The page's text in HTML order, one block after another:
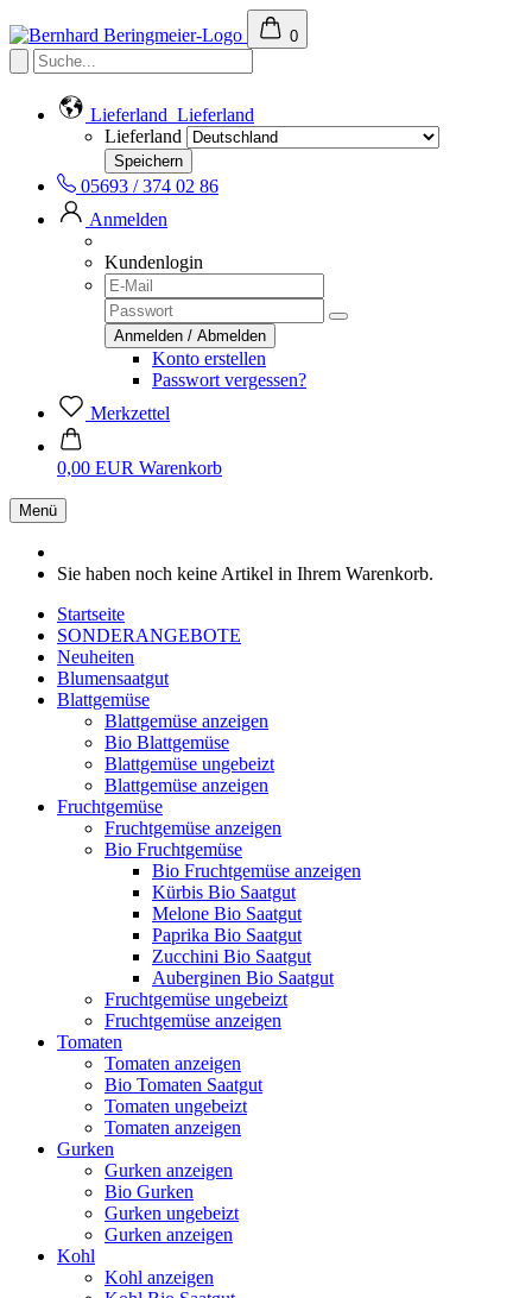
0
Lieferland Lieferland
Lieferland
05693 / 374 02 86
Anmelden
Kundenlogin
Konto erstellen
Passwort vergessen?
Merkzettel
0,00 EUR Warenkorb
Menü
Sie haben noch keine Artikel in Ihrem Warenkorb.
Startseite
SONDERANGEBOTE
Neuheiten
Blumensaatgut
Blattgemüse
Blattgemüse anzeigen
Bio Blattgemüse
Blattgemüse ungebeizt
Blattgemüse anzeigen
Fruchtgemüse
Fruchtgemüse anzeigen
Bio Fruchtgemüse
Bio Fruchtgemüse anzeigen
Kürbis Bio Saatgut
Melone Bio Saatgut
Paprika Bio Saatgut
Zucchini Bio Saatgut
Auberginen Bio Saatgut
Fruchtgemüse ungebeizt
Fruchtgemüse anzeigen
Tomaten
Tomaten anzeigen
Bio Tomaten Saatgut
Tomaten ungebeizt
Tomaten anzeigen
Gurken
Gurken anzeigen
Bio Gurken
Gurken ungebeizt
Gurken anzeigen
Kohl
Kohl anzeigen